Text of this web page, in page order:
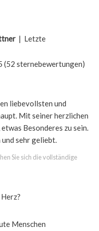
| Letzte
(52 sternebewertungen)
liebevollsten und
Mit seiner herzlichen
Besonderes zu sein.
sehr geliebt.
Sie sich die vollständige
Menschen